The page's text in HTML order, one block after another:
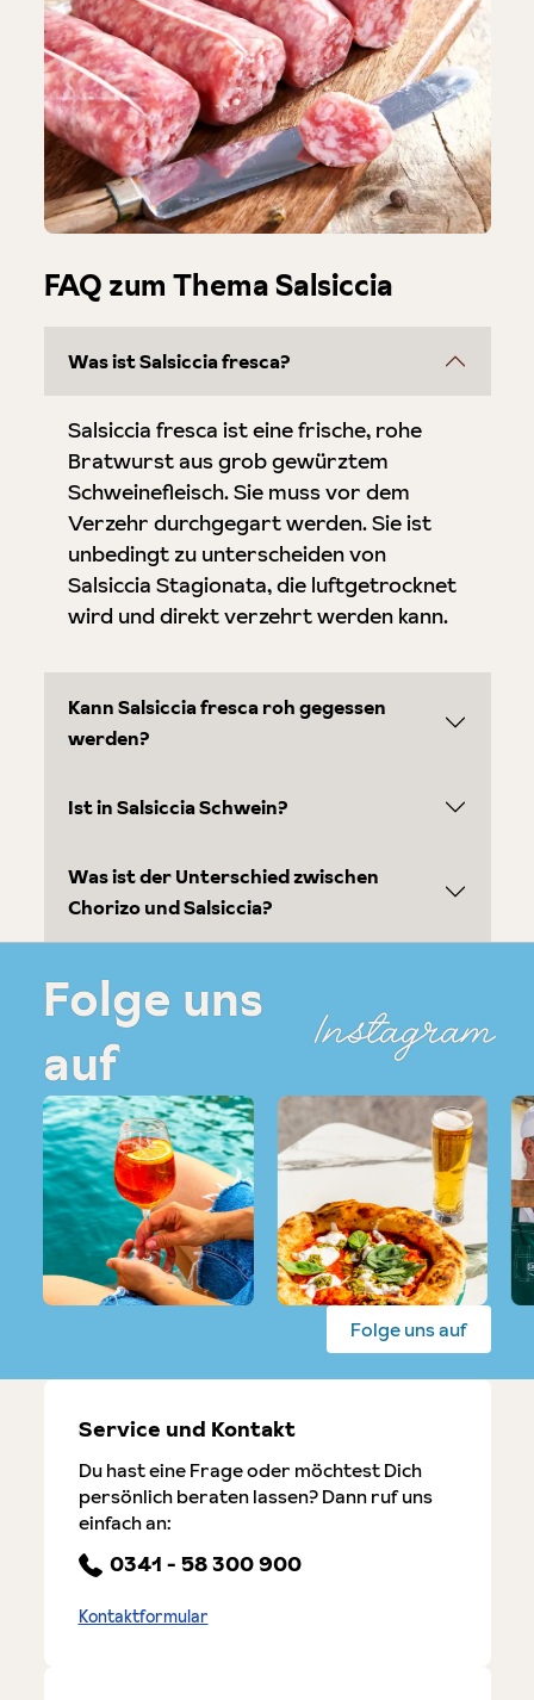
FAQ zum Thema Salsiccia
Was ist Salsiccia fresca?
Salsiccia fresca ist eine frische, rohe
Bratwurst aus grob gewürztem
Schweinefleisch. Sie muss vor dem
Verzehr durchgegart werden. Sie ist
unbedingt zu unterscheiden von
Salsiccia Stagionata, die luftgetrocknet
wird und direkt verzehrt werden kann.
Kann Salsiccia fresca roh gegessen
werden?
Ist in Salsiccia Schwein?
Was ist der Unterschied zwischen
Chorizo und Salsiccia?
Folge uns
auf
Instagram
Folge uns auf
Service und Kontakt
Du hast eine Frage oder möchtest Dich
persönlich beraten lassen? Dann ruf uns
einfach an:
0341 - 58 300 900
Kontaktformular